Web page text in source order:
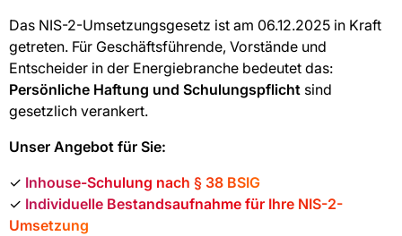
Das NIS-2-Umsetzungsgesetz ist am 06.12.2025 in Kraft
getreten. Für Geschäftsführende, Vorstände und
Entscheider in der Energiebranche bedeutet das:
Persönliche Haftung und Schulungspflicht sind
gesetzlich verankert.
Unser Angebot für Sie:
✓ Inhouse-Schulung nach § 38 BSIG
✓ Individuelle Bestandsaufnahme für Ihre NIS-2-
Umsetzung